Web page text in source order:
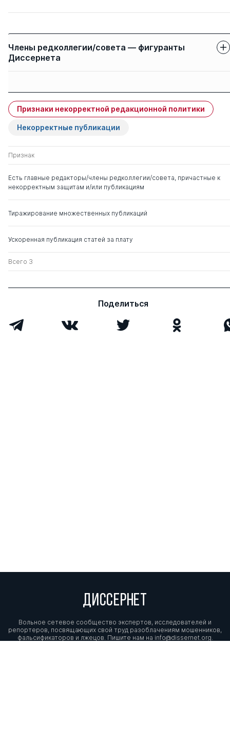
Члены редколлегии/совета — фигуранты
Диссернета
Туманян Маргарита
Роландовна
0 2
Полунина Наталья
Валентиновна
Разумовский А Ю
Козлова Людмила
Вячеславовна
д. мед. н.
Признаки некорректной редакционной политики
Некорректные публикации
Признак
Есть главные редакторы/члены редколлегии/совета, причастные к
некорректным защитам и/или публикациям
Тиражирование множественных публикаций
Ускоренная публикация статей за плату
Всего 3
Поделиться
ДИССЕРНЕТ
Вольное сетевое сообщество экспертов, исследователей и
репортеров, посвящающих свой труд разоблачениям мошенников,
фальсификаторов и лжецов. Пишите нам на info@dissernet.org.